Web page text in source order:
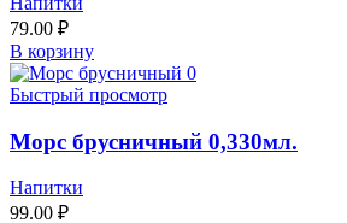
79.00 ₽
В корзину
Быстрый просмотр
Морс брусничный 0,330мл.
Напитки
99.00 ₽